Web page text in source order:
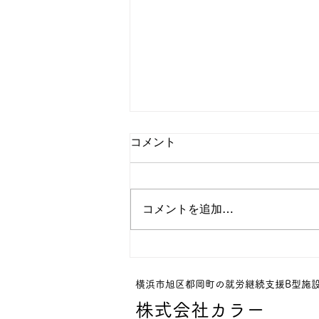
ませ！」と言えた日
コメント
コメントを追加…
横浜市旭区都岡町の就労継続支援B型施
株式会社カラー